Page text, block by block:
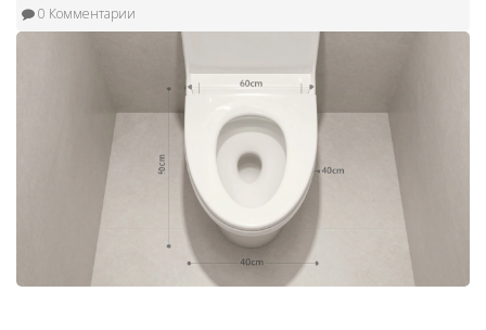
0 Комментарии